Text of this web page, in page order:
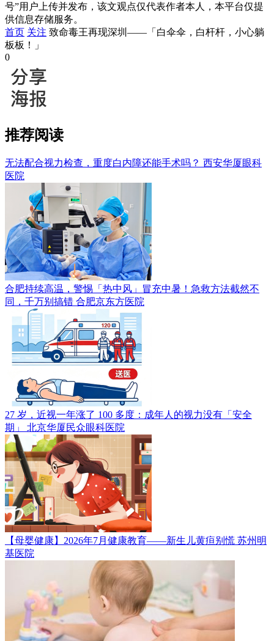
号”用户上传并发布，该文观点仅代表作者本人，本平台仅提
供信息存储服务。
首页 关注 致命毒王再现深圳——「白伞伞，白杆杆，小心躺
板板！」
0
推荐阅读
无法配合视力检查，重度白内障还能手术吗？ 西安华厦眼科
医院
合肥持续高温，警惕「热中风」冒充中暑！急救方法截然不
同，千万别搞错 合肥京东方医院
27 岁，近视一年涨了 100 多度：成年人的视力没有「安全
期」 北京华厦民众眼科医院
【母婴健康】2026年7月健康教育——新生儿黄疸别慌 苏州明
基医院